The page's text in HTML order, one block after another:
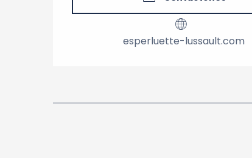
esperluette-lussault.com